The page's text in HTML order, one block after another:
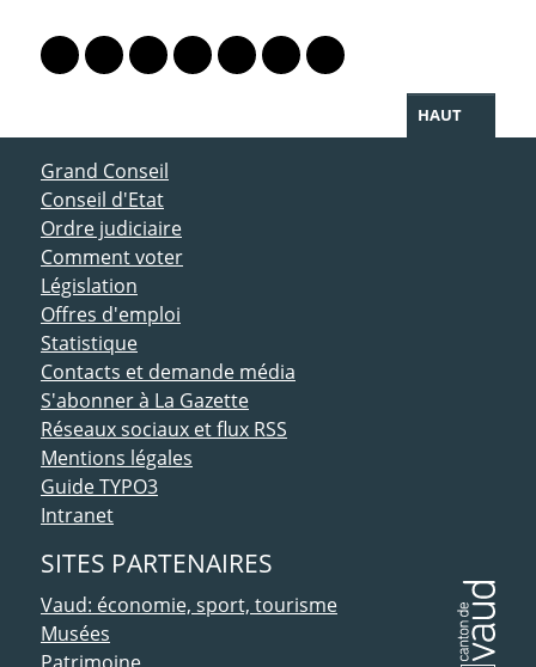
Lien vers le profil Mastodon
Lien vers le profil Bluesky
Lien vers le profil Instagram
Lien vers le profil Linkedin
Lien vers le profil Facebook
Lien vers le profil Twitter
Partager par WhatsApp
HAUT
ACCÈS DIRECT
Grand Conseil
Conseil d'Etat
Ordre judiciaire
Comment voter
Législation
Offres d'emploi
Statistique
Contacts et demande média
S'abonner à La Gazette
Réseaux sociaux et flux RSS
Mentions légales
Guide TYPO3
Intranet
SITES PARTENAIRES
Vaud: économie, sport, tourisme
Musées